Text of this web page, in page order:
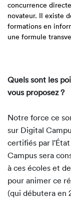
concurrence
novateur. Il existe
formations en
une formule
Quels sont les
vous proposez ?
Notre force ce
sur Digital
certifiés par
Campus sera
à ces écoles et
pour animer ce
(qui débutera en